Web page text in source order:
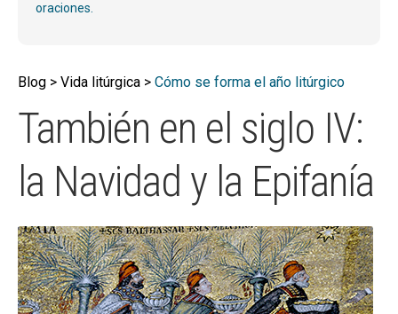
oraciones.
Blog > Vida litúrgica > Cómo se forma el año litúrgico
También en el siglo IV:
la Navidad y la Epifanía